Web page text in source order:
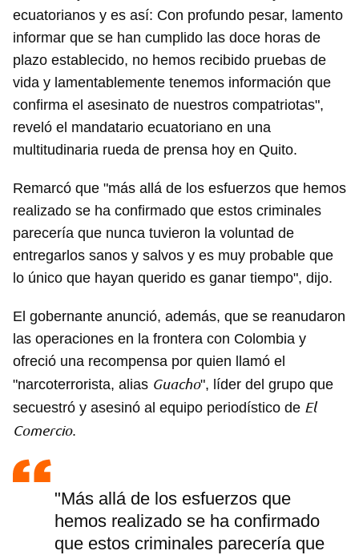
ecuatorianos y es así: Con profundo pesar, lamento
informar que se han cumplido las doce horas de
plazo establecido, no hemos recibido pruebas de
vida y lamentablemente tenemos información que
confirma el asesinato de nuestros compatriotas",
reveló el mandatario ecuatoriano en una
multitudinaria rueda de prensa hoy en Quito.
Remarcó que "más allá de los esfuerzos que hemos
realizado se ha confirmado que estos criminales
parecería que nunca tuvieron la voluntad de
entregarlos sanos y salvos y es muy probable que
lo único que hayan querido es ganar tiempo", dijo.
El gobernante anunció, además, que se reanudaron
las operaciones en la frontera con Colombia y
ofreció una recompensa por quien llamó el
"narcoterrorista, alias Guacho", líder del grupo que
secuestró y asesinó al equipo periodístico de El
Comercio.
"Más allá de los esfuerzos que
hemos realizado se ha confirmado
que estos criminales parecería que